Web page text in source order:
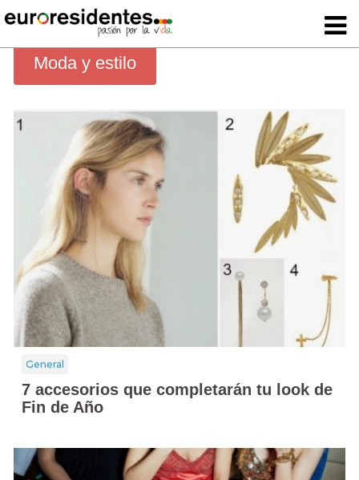
Moda y estilo
General
7 accesorios que completarán tu look de
Fin de Año